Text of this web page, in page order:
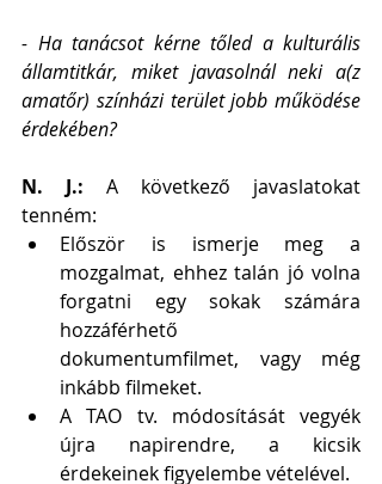
- Ha tanácsot kérne tőled a kulturális
államtitkár, miket javasolnál neki a(z
amatőr) színházi terület jobb működése
érdekében?
N. J.: A következő javaslatokat
tenném:
Először is ismerje meg a
mozgalmat, ehhez talán jó volna
forgatni egy sokak számára
hozzáférhető
dokumentumfilmet, vagy még
inkább filmeket.
A TAO tv. módosítását vegyék
újra napirendre, a kicsik